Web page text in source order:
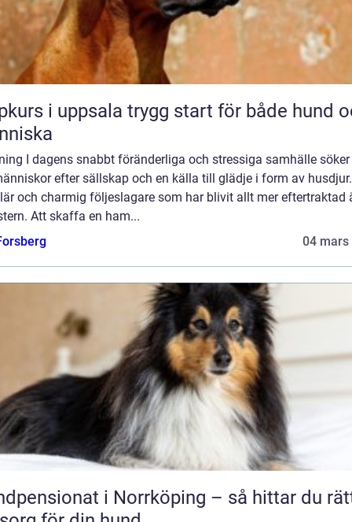
uppsala trygg start för både hund och
I dagens snabbt föränderliga och stressiga samhälle
efter sällskap och en källa till glädje i form av
och charmig följeslagare som har blivit allt mer eftertraktad
Att skaffa en ham...
04 mars
i Norrköping – så hittar du